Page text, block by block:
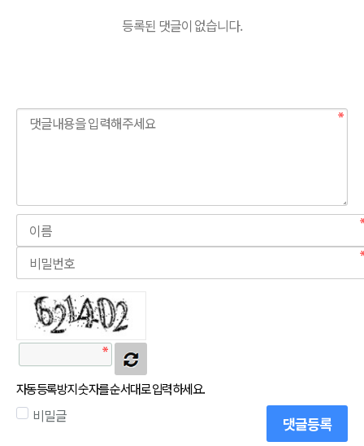
등록된 댓글이 없습니다.
자동등록방지 숫자를 순서대로 입력하세요.
비밀글 댓글등록